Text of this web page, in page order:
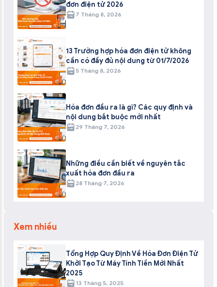
đơn điện tử 2026
7 Tháng 8, 2026
13 Trường hợp hóa đơn điện tử không
cần có đầy đủ nội dung từ 01/7/2026
5 Tháng 8, 2026
Hóa đơn đầu ra là gì? Các quy định và
nội dung bắt buộc mới nhất
29 Tháng 7, 2026
Những điều cần biết về nguyên tắc
xuất hóa đơn đầu ra
28 Tháng 7, 2026
Xem nhiều
Tổng Hợp Quy Định Về Hóa Đơn Điện Tử
Khởi Tạo Từ Máy Tính Tiền Mới Nhất
2025
13 Tháng 5, 2025